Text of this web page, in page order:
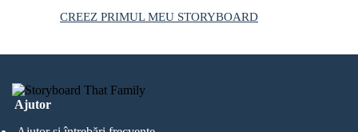
CREEZ PRIMUL MEU STORYBOARD
Ajutor